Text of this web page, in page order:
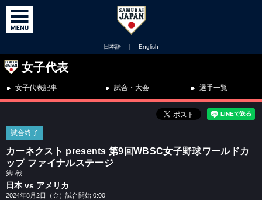
日本語 ｜ English
女子代表
女子代表記事 試合・大会 選手一覧
試合終了
カーネクスト presents 第9回WBSC女子野球ワールドカ
ップ ファイナルステージ
第5戦
日本 vs アメリカ
2024年8月2日（金）試合開始 0:00